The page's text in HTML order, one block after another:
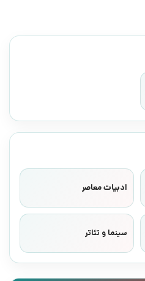
ادبیات معاصر
سینما و تئاتر